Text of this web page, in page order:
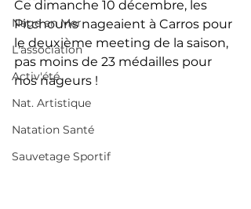
Nage en Mer
L'association
Activ'été
Nat. Artistique
Natation Santé
Sauvetage Sportif
Ce dimanche 10 décembre, les
Pitchouns nageaient à Carros pour
le deuxième meeting de la saison,
pas moins de 23 médailles pour
nos nageurs !